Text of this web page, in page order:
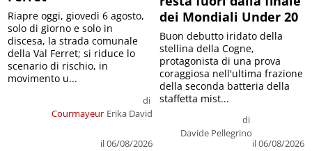
Courmayeur
di
Erika David
il 06/08/2026
Riapre oggi, giovedì 6 agosto,
solo di giorno e solo in
discesa, la strada comunale
della Val Ferret; si riduce lo
scenario di rischio, in
movimento u...
dei Mondiali Under 20
di
Davide Pellegrino
il 06/08/2026
Buon debutto iridato della
stellina della Cogne,
protagonista di una prova
coraggiosa nell'ultima frazione
della seconda batteria della
staffetta mist...